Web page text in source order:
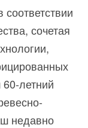
сочетая
летний
недавно